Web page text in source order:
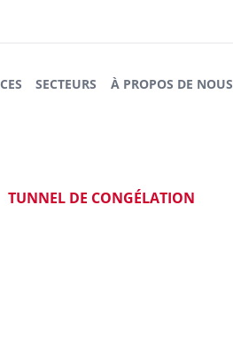
SECTEURS À PROPOS DE NOUS
TUNNEL DE CONGÉLATION